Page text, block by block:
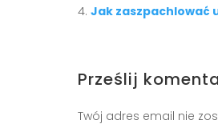
Jak zaszpachlować
Prześlij
Twój adres email nie